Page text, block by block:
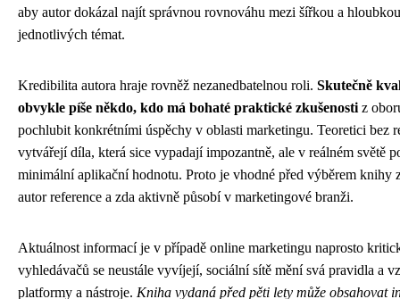
aby autor dokázal najít správnou rovnováhu mezi šířkou a
jednotlivých témat.
Kredibilita autora hraje rovněž nezanedbatelnou roli. Skutečně
obvykle píše někdo, kdo má bohaté praktické zkušenosti z
pochlubit konkrétními úspěchy v oblasti marketingu. Teoretici bez
vytvářejí díla, která sice vypadají impozantně, ale v reálném světě
minimální aplikační hodnotu. Proto je vhodné před výběrem knihy
autor reference a zda aktivně působí v marketingové branži.
Aktuálnost informací je v případě online marketingu naprosto
vyhledávačů se neustále vyvíjejí, sociální sítě mění svá pravidla a
platformy a nástroje. Kniha vydaná před pěti lety může obsahovat